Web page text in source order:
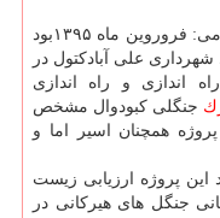
خبرگزاری مهر، گروه استان ها- زهرا بهرامی: فروروین ماه ۱۳۹۵بود
علی آبادكتول در
اندازی و راه اندازی
جنگلی كبودوال مشخص
همچنان اسیر اما و
این پروژه ارزیابی زیست
جنگل های هیركانی در